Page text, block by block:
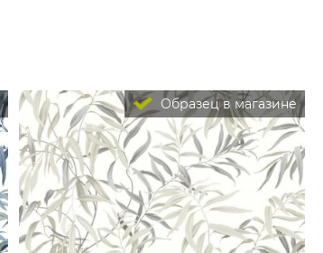
Образец в магазине